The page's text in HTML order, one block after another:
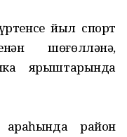
йыл спорт
шөғөлләнә,
ярыштарында
район